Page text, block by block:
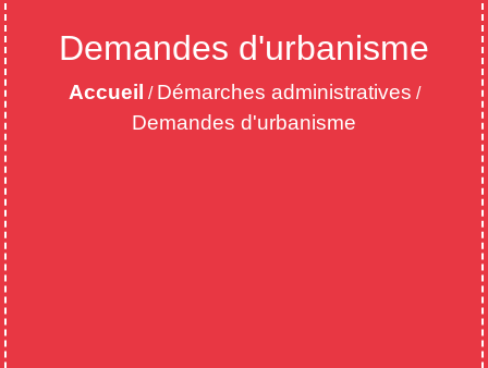
Demandes d'urbanisme
Accueil / Démarches administratives /
Demandes d'urbanisme